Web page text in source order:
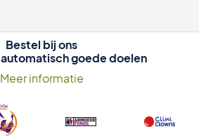
Bestel bij ons
goede doelen
Meer informatie